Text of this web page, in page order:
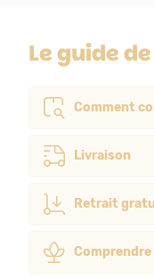
Le guide
Comment
Livraison
Retrait